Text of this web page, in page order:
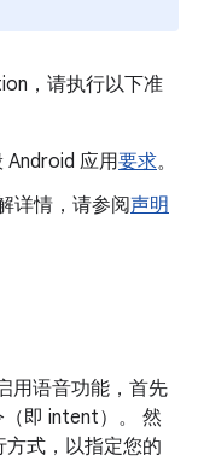
，请执行以下准
Android 应用要求。
详情，请参阅声明
用语音功能，首先
即 intent）。
然
式，以指定您的